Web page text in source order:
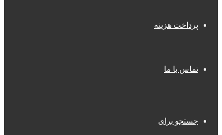
پرداخت هزینه
تماس با ما
جستجو برای